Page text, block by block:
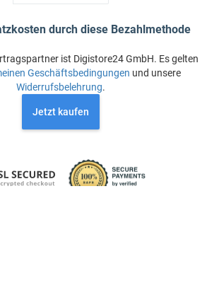
durch diese Bezahlmethode
ist Digistore24 GmbH. Es gelten
Geschäftsbedingungen und unsere
Widerrufsbelehrung.
Jetzt kaufen